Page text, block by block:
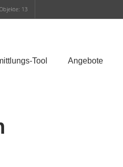
13
Tool Angebote